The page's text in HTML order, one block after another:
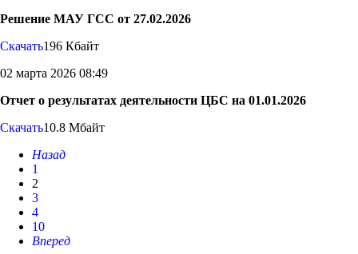
Решение МАУ ГСС от 27.02.2026
Скачать196 Кбайт
02 марта 2026 08:49
Отчет о результатах деятельности ЦБС на 01.01.2026
Скачать10.8 Мбайт
Назад
1
2
3
4
10
Вперед